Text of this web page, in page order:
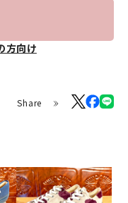
方向け
Share